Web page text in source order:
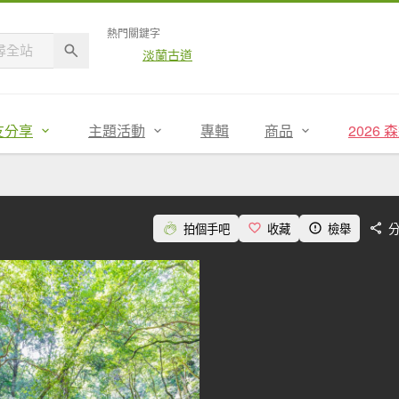
熱門關鍵字
淡蘭古道
分享 主題活動 專輯 商品 2026
拍個手吧 收藏 檢舉